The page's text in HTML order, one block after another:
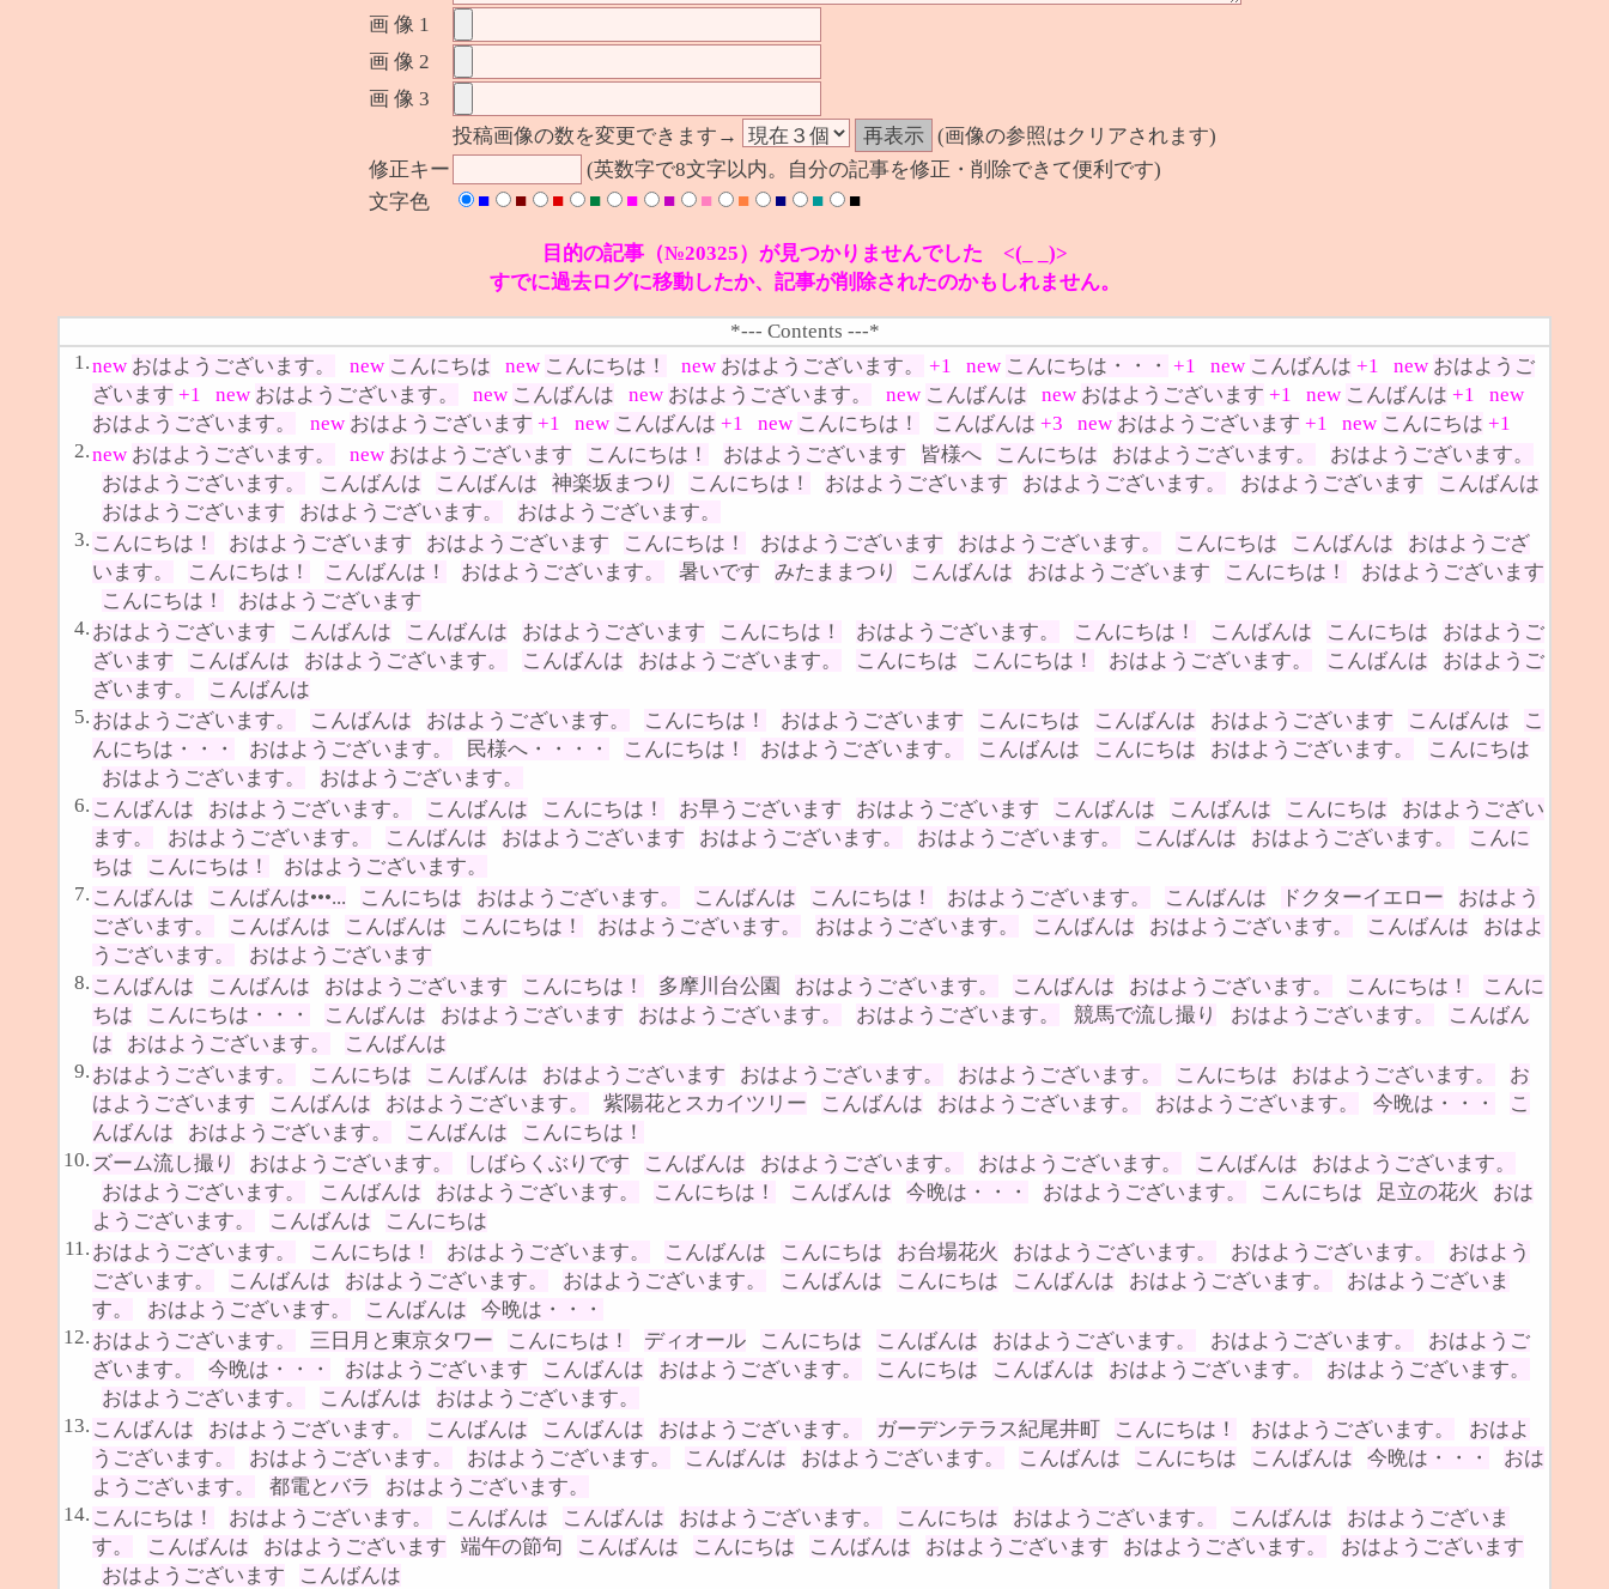
画 像 1
画 像 2
画 像 3
投稿画像の数を変更できます→
(画像の参照はクリアされます)
修正キー
(英数字で8文字以内。自分の記事を修正・削除できて便利です)
文字色
■ ■ ■ ■ ■ ■ ■ ■ ■ ■ ■
目的の記事（№20325）が見つかりませんでした <(_ _)>
すでに過去ログに移動したか、記事が削除されたのかもしれません。
*--- Contents ---*
1.new おはようございます。 new こんにちは new こんにちは！ new おはようございます。 +1 new こんにちは・・・ +1 new こんばんは +1 new おはようご
ざいます +1 new おはようございます。 new こんばんは new おはようございます。 new こんばんは new おはようございます +1 new こんばんは +1
new
おはようございます。
new おはようございます +1 new こんばんは +1 new こんにちは！ こんばんは +3 new おはようございます +1 new こんにちは +1
2.new おはようございます。 new おはようございます こんにちは！ おはようございます 皆様へ こんにちは おはようございます。
おはようございます。
おはようございます。
こんばんは こんばんは 神楽坂まつり こんにちは！ おはようございます おはようございます。 おはようございます
こんばんは
おはようございます
おはようございます。
おはようございます。
3. こんにちは！ おはようございます おはようございます こんにちは！ おはようございます おはようございます。 こんにちは こんばんは
おはようござ
います。
こんにちは！ こんばんは！ おはようございます。 暑いです みたままつり こんばんは おはようございます こんにちは！
おはようございます
こんにちは！
おはようございます
4. おはようございます こんばんは こんばんは おはようございます こんにちは！ おはようございます。 こんにちは！ こんばんは こんにちは
おはようご
ざいます
こんばんは おはようございます。 こんばんは おはようございます。 こんにちは こんにちは！ おはようございます。 こんばんは
おはようご
ざいます。
こんばんは
5. おはようございます。 こんばんは おはようございます。 こんにちは！ おはようございます こんにちは こんばんは おはようございます こんばんは
こ
んにちは・・・
おはようございます。 民様へ・・・・ こんにちは！ おはようございます。 こんばんは こんにちは おはようございます。
こんにちは
おはようございます。
おはようございます。
6. こんばんは おはようございます。 こんばんは こんにちは！ お早うございます おはようございます こんばんは こんばんは こんにちは
おはようござい
ます。
おはようございます。 こんばんは おはようございます おはようございます。 おはようございます。 こんばんは おはようございます。
こんに
ちは
こんにちは！
おはようございます。
7. こんばんは こんばんは•••... こんにちは おはようございます。 こんばんは こんにちは！ おはようございます。 こんばんは ドクターイエロー
おはよう
ございます。
こんばんは こんばんは こんにちは！ おはようございます。 おはようございます。 こんばんは おはようございます。 こんばんは
おはよ
うございます。
おはようございます
8. こんばんは こんばんは おはようございます こんにちは！ 多摩川台公園 おはようございます。 こんばんは おはようございます。 こんにちは！
こんに
ちは
こんにちは・・・ こんばんは おはようございます おはようございます。 おはようございます。 競馬で流し撮り おはようございます。
こんばん
は
おはようございます。
こんばんは
9. おはようございます。 こんにちは こんばんは おはようございます おはようございます。 おはようございます。 こんにちは おはようございます。
お
はようございます
こんばんは おはようございます。 紫陽花とスカイツリー こんばんは おはようございます。 おはようございます。 今晩は・・・
こ
んばんは
おはようございます。 こんばんは
こんにちは！
10. ズーム流し撮り おはようございます。 しばらくぶりです こんばんは おはようございます。 おはようございます。 こんばんは
おはようございます。
おはようございます。
こんばんは おはようございます。 こんにちは！ こんばんは 今晩は・・・ おはようございます。 こんにちは 足立の花火
おは
ようございます。
こんばんは
こんにちは
11. おはようございます。 こんにちは！ おはようございます。 こんばんは こんにちは お台場花火 おはようございます。 おはようございます。
おはよう
ございます。
こんばんは おはようございます。 おはようございます。 こんばんは こんにちは こんばんは おはようございます。
おはようございま
す。
おはようございます。 こんばんは
今晩は・・・
12. おはようございます。 三日月と東京タワー こんにちは！ ディオール こんにちは こんばんは おはようございます。 おはようございます。
おはようご
ざいます。
今晩は・・・ おはようございます こんばんは おはようございます。 こんにちは こんばんは おはようございます。
おはようございます。
おはようございます。
こんばんは
おはようございます。
13. こんばんは おはようございます。 こんばんは こんばんは おはようございます。 ガーデンテラス紀尾井町 こんにちは！ おはようございます。
おはよ
うございます。
おはようございます。 おはようございます。 こんばんは おはようございます。 こんばんは こんにちは こんばんは 今晩は・・・
おは
ようございます。
都電とバラ
おはようございます。
14. こんにちは！ おはようございます。 こんばんは こんばんは おはようございます。 こんにちは おはようございます。 こんばんは
おはようございま
す。
こんばんは おはようございます 端午の節句 こんばんは こんにちは こんばんは おはようございます おはようございます。
おはようございます
おはようございます
こんばんは